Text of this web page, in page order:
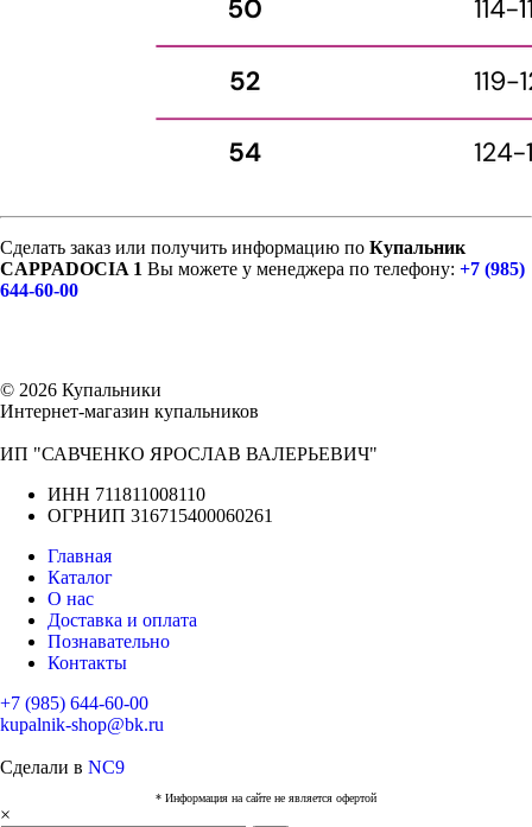
Сделать заказ или получить информацию по Купальник
CAPPADOCIA 1 Вы можете у менеджера по телефону: +7 (985)
644-60-00
© 2026 Купальники
Интернет-магазин купальников
ИП "САВЧЕНКО ЯРОСЛАВ ВАЛЕРЬЕВИЧ"
ИНН 711811008110
ОГРНИП 316715400060261
Главная
Каталог
О нас
Доставка и оплата
Познавательно
Контакты
+7 (985) 644-60-00
kupalnik-shop@bk.ru
Сделали в NC9
* Информация на сайте не является офертой
×